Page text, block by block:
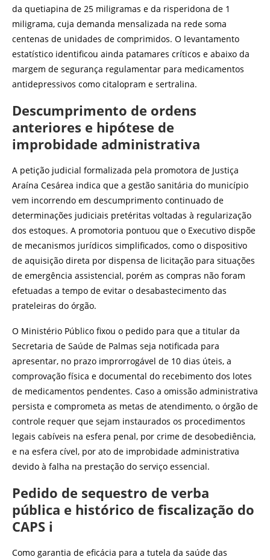
da quetiapina de 25 miligramas e da risperidona de 1
miligrama, cuja demanda mensalizada na rede soma
centenas de unidades de comprimidos. O levantamento
estatístico identificou ainda patamares críticos e abaixo da
margem de segurança regulamentar para medicamentos
antidepressivos como citalopram e sertralina.
Descumprimento de ordens
anteriores e hipótese de
improbidade administrativa
A petição judicial formalizada pela promotora de Justiça
Araína Cesárea indica que a gestão sanitária do município
vem incorrendo em descumprimento continuado de
determinações judiciais pretéritas voltadas à regularização
dos estoques. A promotoria pontuou que o Executivo dispõe
de mecanismos jurídicos simplificados, como o dispositivo
de aquisição direta por dispensa de licitação para situações
de emergência assistencial, porém as compras não foram
efetuadas a tempo de evitar o desabastecimento das
prateleiras do órgão.
O Ministério Público fixou o pedido para que a titular da
Secretaria de Saúde de Palmas seja notificada para
apresentar, no prazo improrrogável de 10 dias úteis, a
comprovação física e documental do recebimento dos lotes
de medicamentos pendentes. Caso a omissão administrativa
persista e comprometa as metas de atendimento, o órgão de
controle requer que sejam instaurados os procedimentos
legais cabíveis na esfera penal, por crime de desobediência,
e na esfera cível, por ato de improbidade administrativa
devido à falha na prestação do serviço essencial.
Pedido de sequestro de verba
pública e histórico de fiscalização do
CAPS i
Como garantia de eficácia para a tutela da saúde das